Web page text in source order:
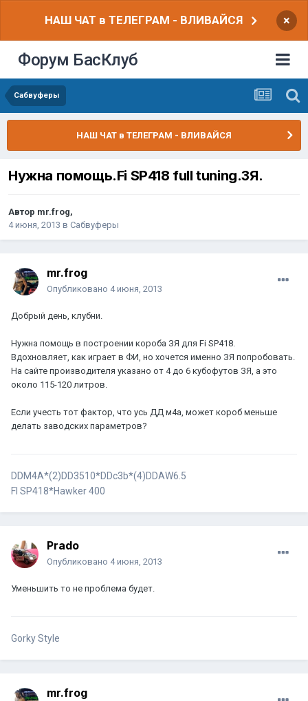
НАШ ЧАТ в ТЕЛЕГРАМ - ВЛИВАЙСЯ ×
Форум БасКлуб
Сабвуферы
НАШ ЧАТ в ТЕЛЕГРАМ - ВЛИВАЙСЯ
Нужна помощь.Fi SP418 full tuning.ЗЯ.
Автор mr.frog,
4 июня, 2013 в Сабвуферы
mr.frog
Опубликовано 4 июня, 2013
Добрый день, клубни.
Нужна помощь в построении короба ЗЯ для Fi SP418.
Вдохновляет, как играет в ФИ, но хочется именно ЗЯ попробовать.
На сайте производителя указано от 4 до 6 кубофутов ЗЯ, а это
около 115-120 литров.
Если учесть тот фактор, что усь ДД м4а, может короб меньше
делать заводских параметров?
DDM4A*(2)DD3510*DDc3b*(4)DDАW6.5
FI SP418*Hawker 400
Prado
Опубликовано 4 июня, 2013
Уменьшить то не проблема будет.
Gorky Style
mr.frog